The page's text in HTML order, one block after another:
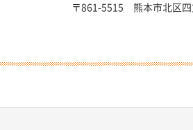
〒861-5515 熊本市北区四